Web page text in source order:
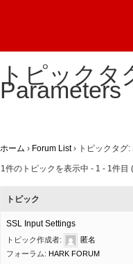
トピックタ
Parameters
ホーム › Forum List › トピックタグ
1件のトピックを表示中 - 1 - 1件目
トピック
SSL Input Settings
トピック作成者:
匿名
フォーラム: HARK FORUM